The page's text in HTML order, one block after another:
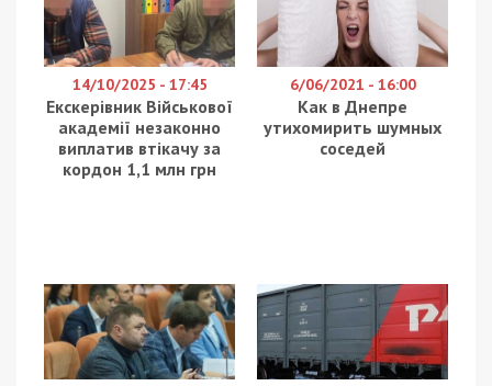
14/10/2025 - 17:45
Екскерівник Військової
академії незаконно
виплатив втікачу за
кордон 1,1 млн грн
6/06/2021 - 16:00
Как в Днепре
утихомирить шумных
соседей